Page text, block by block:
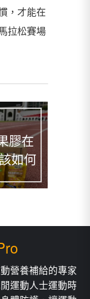
，才能在
拉松賽場
膠在
如何
營養補給的專家
運動人士運動時